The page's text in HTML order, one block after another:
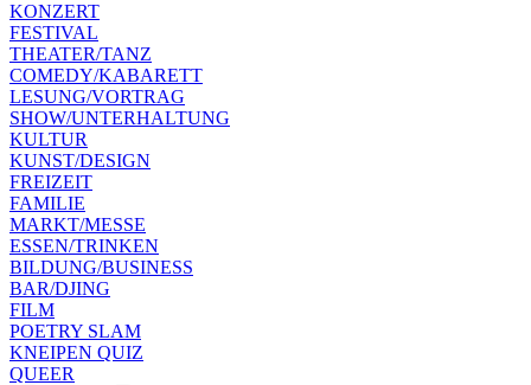
KONZERT
FESTIVAL
THEATER/TANZ
COMEDY/KABARETT
LESUNG/VORTRAG
SHOW/UNTERHALTUNG
KULTUR
KUNST/DESIGN
FREIZEIT
FAMILIE
MARKT/MESSE
ESSEN/TRINKEN
BILDUNG/BUSINESS
BAR/DJING
FILM
POETRY SLAM
KNEIPEN QUIZ
QUEER